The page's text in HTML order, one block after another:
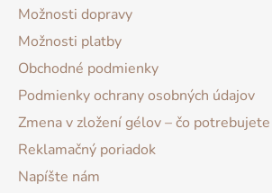
Možnosti dopravy
Možnosti platby
Obchodné podmienky
Podmienky ochrany osobných údajov
Zmena v zložení gélov – čo
Reklamačný poriadok
Napíšte nám